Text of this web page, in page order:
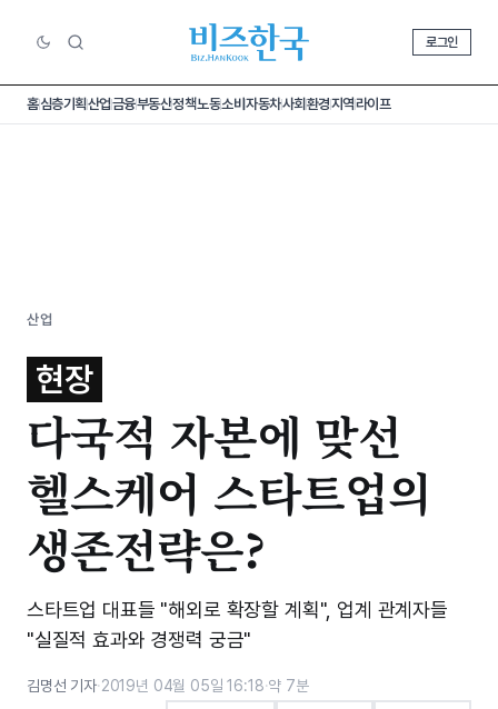
로그인
홈심층기획산업금융부동산정책노동소비 자동차사회환경지역라이프
산업
현장
다국적 자본에 맞선
헬스케어 스타트업의
생존전략은?
스타트업 대표들 "해외로 확장할 계획", 업계 관계자들
"실질적 효과와 경쟁력 궁금"
김명선 기자·2019년 04월 05일 16:18·약 7분